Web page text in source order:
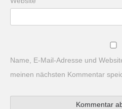
Name, E-Mail-Adresse und
meinen nächsten Kommentar